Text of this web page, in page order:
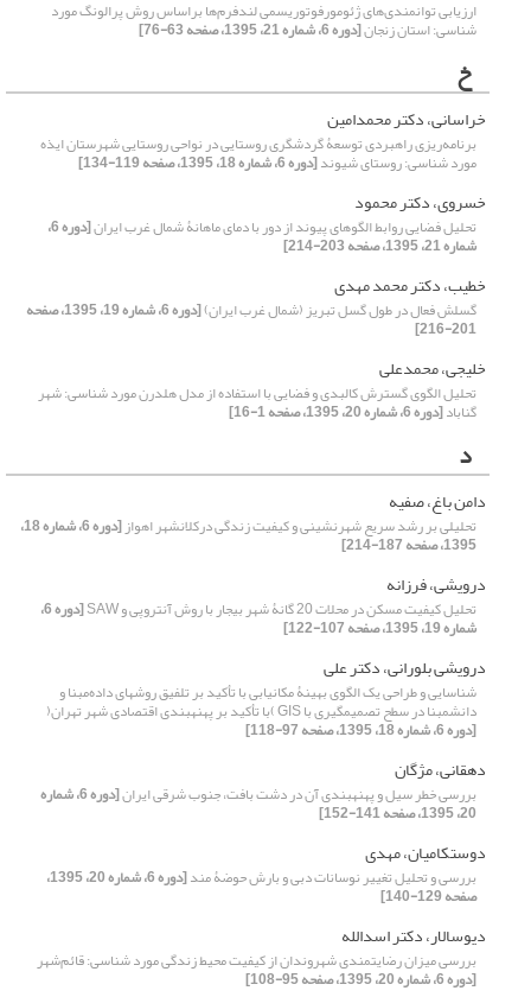
ارزیابی توانمندی‌های ژئومورفوتوریسمی لندفرم‌ها براساس روش پرالونگ مورد
شناسی: استان زنجان[دوره 6، شماره 21، 1395، صفحه 63-76]
خ
خراسانی، دکتر محمدامین
برنامه‌ریزی راهبردی توسعۀ گردشگری روستایی در نواحی روستایی شهرستان ایذه
مورد شناسی: روستای شیوند[دوره 6، شماره 18، 1395، صفحه 119-134]
خسروی، دکتر محمود
تحلیل فضایی روابط الگوهای پیوند از دور با دمای ماهانۀ شمال غرب ایران [دوره 6،
شماره 21، 1395، صفحه 203-214]
خطیب، دکتر محمد مهدی
گسلش فعال در طول گسل تبریز (شمال غرب ایران) [دوره 6، شماره 19، 1395، صفحه
201-216]
خلیجی، محمد‌علی
تحلیل الگوی گسترش کالبدی و فضایی با استفاده از مدل هلدرن مورد شناسی: شهر
گناباد[دوره 6، شماره 20، 1395، صفحه 1-16]
د
دامن باغ، صفیه
تحلیلی بر رشد سریع شهرنشینی و کیفیت زندگی درکلانشهر اهواز [دوره 6، شماره 18،
1395، صفحه 187-214]
درویشی، فرزانه
تحلیل کیفیت مسکن در محلات 20 گانۀ شهر بیجار با روش آنتروپی و SAW [دوره 6،
شماره 19، 1395، صفحه 107-122]
درویشی بلورانی، دکتر علی
شناسایی و طراحی یک الگوی بهینۀ مکانیابی با تأکید بر تلفیق روش‎های داده‌‌مبنا و
دانش‎مبنا در سطح تصمیم‎گیری با GIS )با تأکید بر پهنه‎بندی اقتصادی شهر تهران(
[دوره 6، شماره 18، 1395، صفحه 97-118]
دهقانی، مژگان
بررسی خطر سیل و پهنهبندی آن در دشت بافت، جنوب شرقی ایران [دوره 6، شماره
20، 1395، صفحه 141-152]
دوستکامیان، مهدی
بررسی و تحلیل تغییر نوسانات دبی و بارش حوضۀ ‌مند [دوره 6، شماره 20، 1395،
صفحه 129-140]
دیوسالار، دکتر اسدالله
بررسی میزان رضایتمندی شهروندان از کیفیت محیط زندگی مورد شناسی: قائم‌شهر
[دوره 6، شماره 20، 1395، صفحه 95-108]